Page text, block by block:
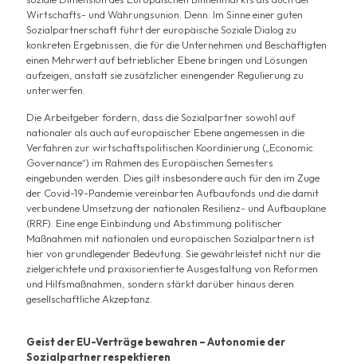
Wirtschafts- und Währungsunion. Denn: Im Sinne einer guten
Sozialpartnerschaft führt der europäische Soziale Dialog zu
konkreten Ergebnissen, die für die Unternehmen und Beschäftigten
einen Mehrwert auf betrieblicher Ebene bringen und Lösungen
aufzeigen, anstatt sie zusätzlicher einengender Regulierung zu
unterwerfen.
Die Arbeitgeber fordern, dass die Sozialpartner sowohl auf
nationaler als auch auf europäischer Ebene angemessen in die
Verfahren zur wirtschaftspolitischen Koordinierung („Economic
Governance“) im Rahmen des Europäischen Semesters
eingebunden werden. Dies gilt insbesondere auch für den im Zuge
der Covid-19-Pandemie vereinbarten Aufbaufonds und die damit
verbundene Umsetzung der nationalen Resilienz- und Aufbaupläne
(RRF). Eine enge Einbindung und Abstimmung politischer
Maßnahmen mit nationalen und europäischen Sozialpartnern ist
hier von grundlegender Bedeutung. Sie gewährleistet nicht nur die
zielgerichtete und praxisorientierte Ausgestaltung von Reformen
und Hilfsmaßnahmen, sondern stärkt darüber hinaus deren
gesellschaftliche Akzeptanz.
Geist der EU-Verträge bewahren – Autonomie der
Sozialpartner respektieren